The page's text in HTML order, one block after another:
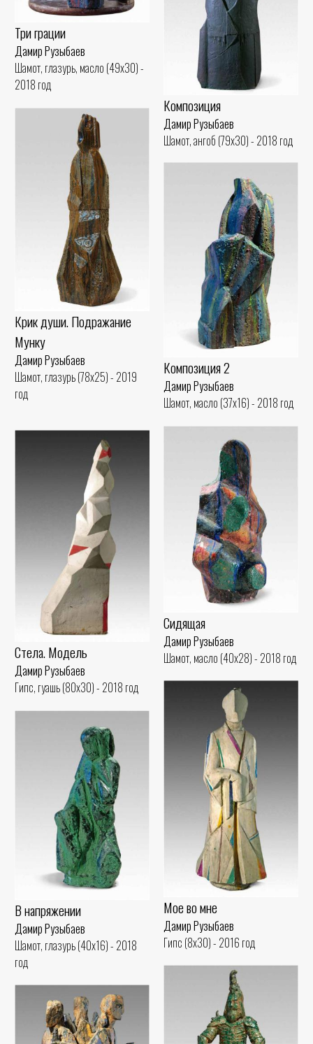
Три грации
Дамир Рузыбаев
Шамот, глазурь, масло (49x30) -
2018 год
Композиция
Дамир Рузыбаев
Шамот, ангоб (79x30) - 2018 год
Крик души. Подражание
Мунку
Дамир Рузыбаев
Шамот, глазурь (78x25) - 2019
год
Композиция 2
Дамир Рузыбаев
Шамот, масло (37x16) - 2018 год
Сидящая
Дамир Рузыбаев
Шамот, масло (40x28) - 2018 год
Стела. Модель
Дамир Рузыбаев
Гипс, гуашь (80x30) - 2018 год
Мое во мне
Дамир Рузыбаев
Гипс (8x30) - 2016 год
В напряжении
Дамир Рузыбаев
Шамот, глазурь (40x16) - 2018
год